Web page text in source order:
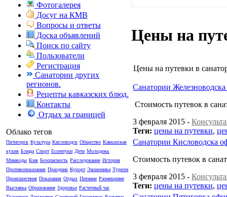
Фотогалерея
Досуг на КМВ
Вопросы и ответы
Доска объявлений
Поиск по сайту
Пользователи
Регистрация
Санатории других
регионов.
Рецепты кавказских блюд.
Контакты
Отдых за границей
Облако тегов
Пятигорск Культура Кисловодск Общество Кавказская
кухня Блюда Спорт Ессентуки Дети Молодежь
Минводы Кмв Безопасность Расследование История
Противопоказания Праздник Курорт Экономика Туризм
Происшествия Показания Отдых Питание Размещение
Выставка Образование Здоровье Расчетный час
Цены на
Цены на путевки в
Санатории
Стоимость путевок в
3 февраля 2015 -
Теги: цены на путевки,
Санатории Кисловодска
Стоимость путевок в
3 февраля 2015 -
Теги: цены на путевки,